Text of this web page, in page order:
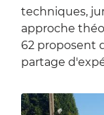
techniques,
approche
62 proposent
partage